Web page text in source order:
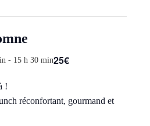
- 15 h 30 min25€
!
réconfortant, gourmand et